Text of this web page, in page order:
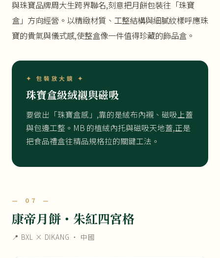
與珠寶品牌周大生跨界聯名,刻意把月餅包裝往「珠寶
盒」方向經營。以精緻材質、工整結構與細膩紋樣呼應珠
寶的貴氣與儀式感,使整盒像一件值得珍藏的飾品盒。
✦ 包裝放大鏡 ✦
珠寶盒級絨襯與磁吸
要做出「珠寶盒感」,靠的是絨布內襯、磁吸上蓋
與包邊工整。MB 的植絨內托與磁吸天地蓋,正是
把食品禮盒往精品規格拉的關鍵工法。
— 07 —
康帝月餅・朱紅四宮格
📍 BXL × DIKANG ・ 中國